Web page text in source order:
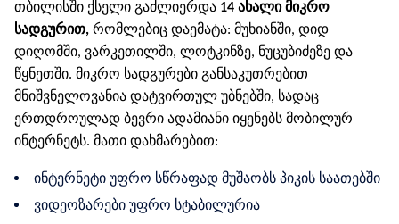
თბილისში ქსელი გაძლიერდა 14 ახალი მიკრო
სადგურით, რომლებიც დაემატა: მუხიანში, დიდ
დიღომში, ვარკეთილში, ლოტკინზე, ნუცუბიძეზე და
წყნეთში. მიკრო სადგურები განსაკუთრებით
მნიშვნელოვანია დატვირთულ უბნებში, სადაც
ერთდროულად ბევრი ადამიანი იყენებს მობილურ
ინტერნეტს. მათი დახმარებით:
ინტერნეტი უფრო სწრაფად მუშაობს პიკის საათებში
ვიდეოზარები უფრო სტაბილურია